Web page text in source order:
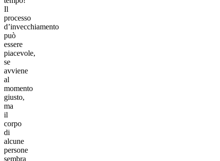
Il
processo
d’invecchiamento
può
essere
piacevole,
se
avviene
al
momento
giusto,
ma
il
corpo
di
alcune
persone
sembra